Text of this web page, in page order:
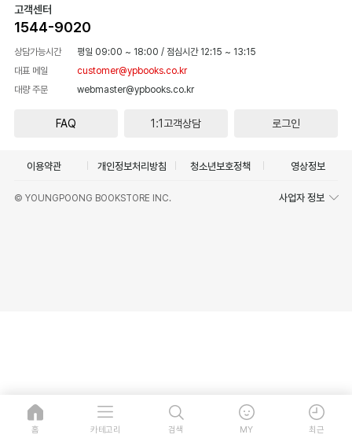
고객센터
1544-9020
상담가능시간 평일 09:00 ~ 18:00 / 점심시간 12:15 ~ 13:15
대표 메일
customer@ypbooks.co.kr
대량 주문
webmaster@ypbooks.co.kr
FAQ 1:1고객상담 로그인
이용약관 개인정보처리방침 청소년보호정책 영상정보
© YOUNGPOONG BOOKSTORE INC. 사업자 정보
홈 카테고리 검색 MY 최근